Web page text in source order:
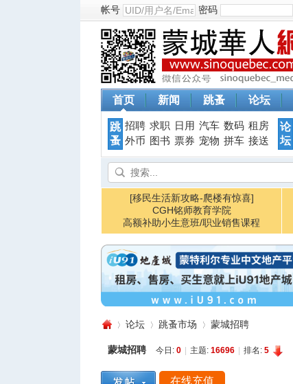
帐号 密码
首页 新闻 跳蚤 论坛
跳
蚤
招聘 求职 日用 汽车 数码 租房
外币
图书 票券 宠物 拼车 接送
论
坛
[移民生活新攻略-爬楼有惊喜]
CGH铭师教育学院
高额补助小生意班/职业销售课程
论坛 跳蚤市场 蒙城招聘
蒙城招聘 今日: 0 主题: 16696 排名: 5
在线充值